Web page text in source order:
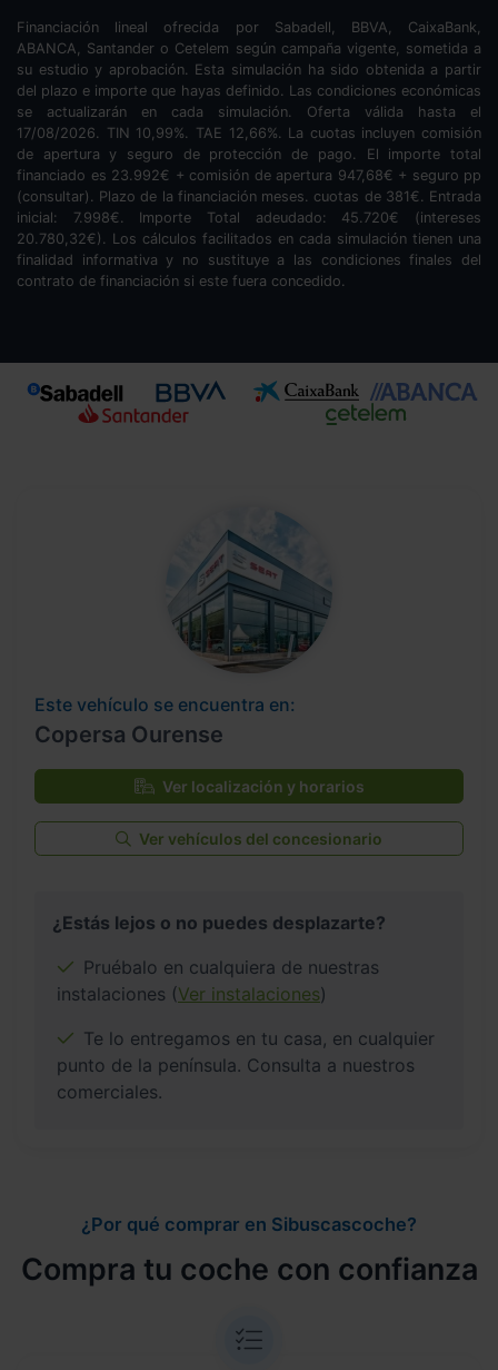
Financiación lineal ofrecida por Sabadell, BBVA, CaixaBank,
ABANCA, Santander o Cetelem según campaña vigente, sometida a
su estudio y aprobación. Esta simulación ha sido obtenida a partir
del plazo e importe que hayas definido. Las condiciones económicas
se actualizarán en cada simulación. Oferta válida hasta el
17/08/2026. TIN 10,99%. TAE 12,66%. La cuotas incluyen comisión
de apertura y seguro de protección de pago. El importe total
financiado es 23.992€ + comisión de apertura 947,68€ + seguro pp
(consultar). Plazo de la financiación meses. cuotas de 381€. Entrada
inicial: 7.998€. Importe Total adeudado: 45.720€ (intereses
20.780,32€). Los cálculos facilitados en cada simulación tienen una
finalidad informativa y no sustituye a las condiciones finales del
contrato de financiación si este fuera concedido.
Este vehículo se encuentra en:
Copersa Ourense
Ver localización y horarios
Ver vehículos del concesionario
¿Estás lejos o no puedes desplazarte?
Pruébalo en cualquiera de nuestras
instalaciones (Ver instalaciones)
Te lo entregamos en tu casa, en cualquier
punto de la península. Consulta a nuestros
comerciales.
¿Por qué comprar en Sibuscascoche?
Compra tu coche con confianza